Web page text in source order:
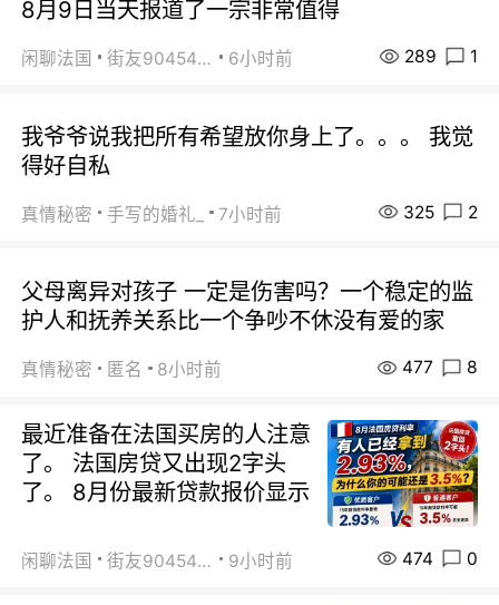
8月9日当天报道了一宗非常值得
闲聊法国 街友90454511 6小时前 289 1
我爷爷说我把所有希望放你身上了。。。 我觉
得好自私
真情秘密 手写的婚礼_ 7小时前 325 2
父母离异对孩子 一定是伤害吗？一个稳定的监
护人和抚养关系比一个争吵不休没有爱的家
真情秘密 匿名 8小时前 477 8
最近准备在法国买房的人注意
了。 法国房贷又出现2字头
了。 8月份最新贷款报价显示
闲聊法国 街友90454511 9小时前 474 0